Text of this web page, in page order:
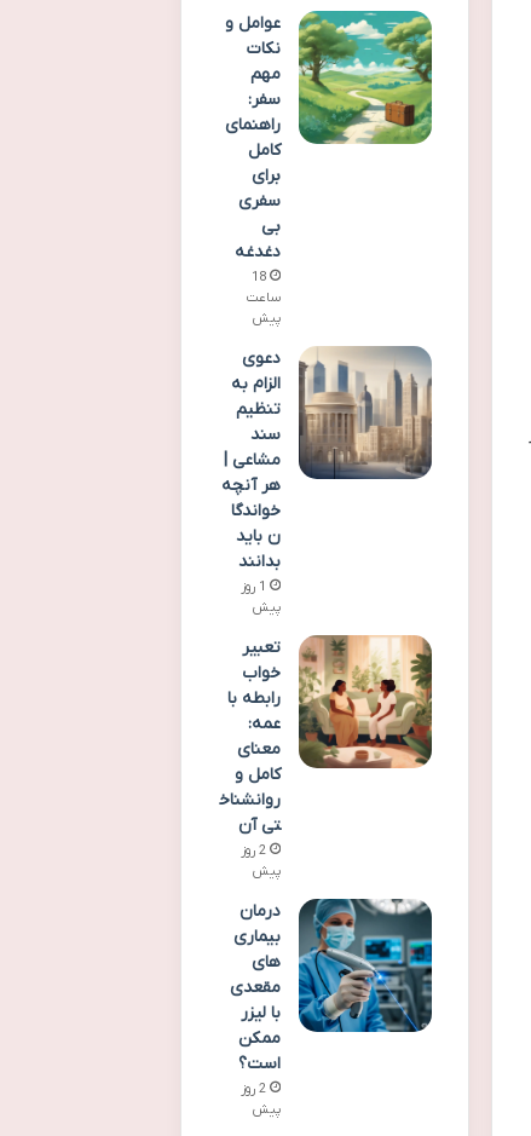
عوامل و
نکات
مهم
سفر:
راهنمای
کامل
برای
سفری
بی
دغدغه
18
ساعت
پیش
دعوی
الزام به
تنظیم
سند
مشاعی |
هر آنچه
خواندگا
ن باید
بدانند
1 روز
پیش
تعبیر
خواب
رابطه با
عمه:
معنای
کامل و
روانشناخ
تی آن
2 روز
پیش
درمان
بیماری
های
مقعدی
با لیزر
ممکن
است؟
2 روز
پیش